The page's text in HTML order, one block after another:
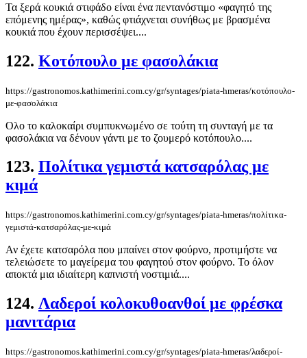
Τα ξερά κουκιά στιφάδο είναι ένα πεντανόστιμο «φαγητό της
επόμενης ημέρας», καθώς φτιάχνεται συνήθως με βρασμένα
κουκιά που έχουν περισσέψει....
122. Κοτόπουλο με φασολάκια
https://gastronomos.kathimerini.com.cy/gr/syntages/piata-hmeras/κοτόπουλο-
με-φασολάκια
Ολο το καλοκαίρι συμπυκνωμένο σε τούτη τη συνταγή με τα
φασολάκια να δένουν γάντι με το ζουμερό κοτόπουλο....
123. Πολίτικα γεμιστά κατσαρόλας με
κιμά
https://gastronomos.kathimerini.com.cy/gr/syntages/piata-hmeras/πολίτικα-
γεμιστά-κατσαρόλας-με-κιμά
Αν έχετε κατσαρόλα που μπαίνει στον φούρνο, προτιμήστε να
τελειώσετε το μαγείρεμα του φαγητού στον φούρνο. Το όλον
αποκτά μια ιδιαίτερη καπνιστή νοστιμιά....
124. Λαδεροί κολοκυθοανθοί με φρέσκα
μανιτάρια
https://gastronomos.kathimerini.com.cy/gr/syntages/piata-hmeras/λαδεροί-